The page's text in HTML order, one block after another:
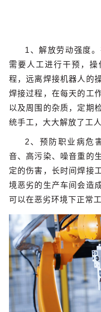
1、解放劳动强度
需要人工进行干预，
程，远离焊接机器人的
焊接过程，在每天的工
以及周围的杂质，定期
统手工，大大解放了工
2、预防职业病危
音、高污染、噪音重的
定的伤害，长时间焊接
境恶劣的生产车间会造
可以在恶劣环境下正常